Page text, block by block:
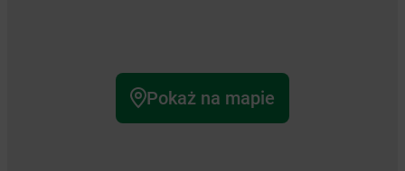
Pokaż na mapie